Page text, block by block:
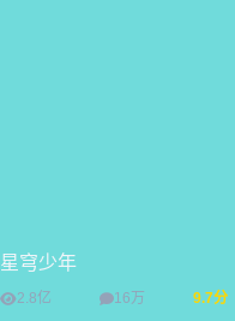
星穹少年
2.8亿 16万 9.7分